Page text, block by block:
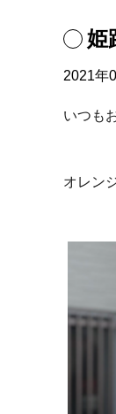
姫
2021年
いつも
オレン